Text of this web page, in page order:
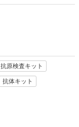
抗原検査キット
抗体キット